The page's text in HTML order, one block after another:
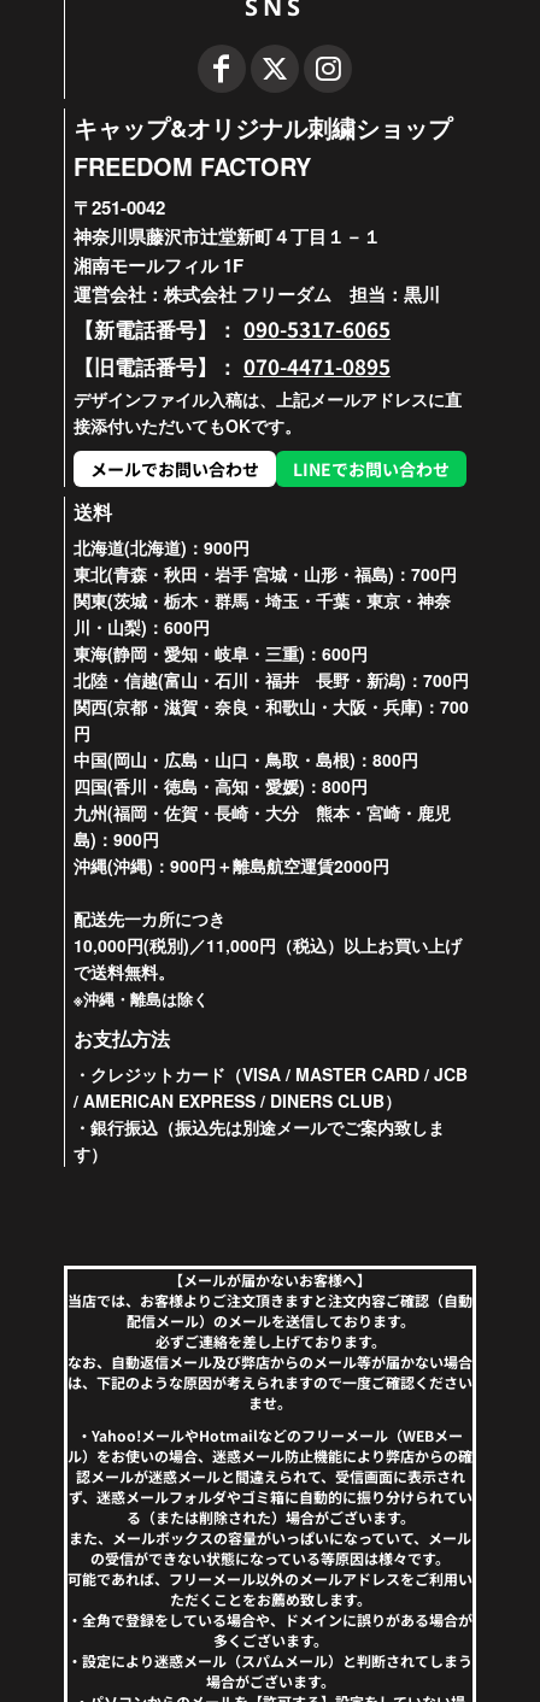
キャップ&オリジナル刺繍ショップ
FREEDOM FACTORY
〒251-0042
神奈川県藤沢市辻堂新町４丁目１－１
湘南モールフィル 1F
運営会社：株式会社 フリーダム 担当：黒川
【新電話番号】： 090-5317-6065
【旧電話番号】： 070-4471-0895
デザインファイル入稿は、上記メールアドレスに直
接添付いただいてもOKです。
メールでお問い合わせ
LINEでお問い合わせ
送料
北海道(北海道)：900円
東北(青森・秋田・岩手 宮城・山形・福島)：700円
関東(茨城・栃木・群馬・埼玉・千葉・東京・神奈
川・山梨)：600円
東海(静岡・愛知・岐阜・三重)：600円
北陸・信越(富山・石川・福井 長野・新潟)：700円
関西(京都・滋賀・奈良・和歌山・大阪・兵庫)：700
円
中国(岡山・広島・山口・鳥取・島根)：800円
四国(香川・徳島・高知・愛媛)：800円
九州(福岡・佐賀・長崎・大分 熊本・宮崎・鹿児
島)：900円
沖縄(沖縄)：900円＋離島航空運賃2000円
配送先一カ所につき
10,000円(税別)／11,000円（税込）以上お買い上げ
で送料無料。
※沖縄・離島は除く
お支払方法
・クレジットカード（VISA / MASTER CARD / JCB
/ AMERICAN EXPRESS / DINERS CLUB）
・銀行振込（振込先は別途メールでご案内致しま
す）
【メールが届かないお客様へ】
当店では、お客様よりご注文頂きますと注文内容ご確認（自動
配信メール）のメールを送信しております。
必ずご連絡を差し上げております。
なお、自動返信メール及び弊店からのメール等が届かない場合
は、下記のような原因が考えられますので一度ご確認ください
ませ。
・Yahoo!メールやHotmailなどのフリーメール（WEBメー
ル）をお使いの場合、迷惑メール防止機能により弊店からの確
認メールが迷惑メールと間違えられて、受信画面に表示され
ず、迷惑メールフォルダやゴミ箱に自動的に振り分けられてい
る（または削除された）場合がございます。
また、メールボックスの容量がいっぱいになっていて、メール
の受信ができない状態になっている等原因は様々です。
可能であれば、フリーメール以外のメールアドレスをご利用い
ただくことをお薦め致します。
・全角で登録をしている場合や、ドメインに誤りがある場合が
多くございます。
・設定により迷惑メール（スパムメール）と判断されてしまう
場合がございます。